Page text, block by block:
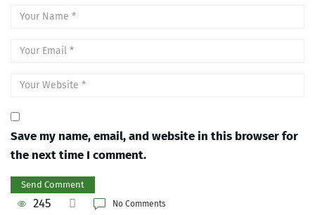
Save my name, email, and website in this browser for
the next time I comment.
245 No Comments